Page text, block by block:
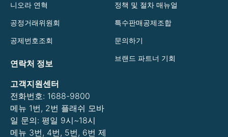
니오라 연혁
공정거래위원회
공제번호조회
연락처 정보
고객지원센터
전화번호: 1688-9800
메뉴 1번, 2번 플래쉬 모바
일 문의: 평일 9시~18시
메뉴 3번, 4번, 5번, 6번 제
정책 및 절차 매뉴얼
특수판매공제조합
문의하기
브랜드 파트너 기회